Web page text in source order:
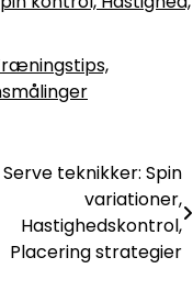
teknikker: Spin
variationer,
Hastighedskontrol,
Placering strategier